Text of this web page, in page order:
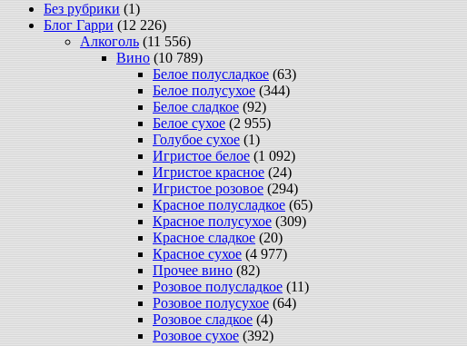
Без рубрики (1)
Блог Гарри (12 226)
Алкоголь (11 556)
Вино (10 789)
Белое полусладкое (63)
Белое полусухое (344)
Белое сладкое (92)
Белое сухое (2 955)
Голубое сухое (1)
Игристое белое (1 092)
Игристое красное (24)
Игристое розовое (294)
Красное полусладкое (65)
Красное полусухое (309)
Красное сладкое (20)
Красное сухое (4 977)
Прочее вино (82)
Розовое полусладкое (11)
Розовое полусухое (64)
Розовое сладкое (4)
Розовое сухое (392)